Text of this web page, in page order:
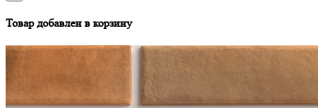
Товар добавлен в корзину